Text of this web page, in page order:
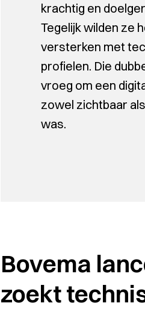
krachtig en
Tegelijk wilden ze
versterken met
profielen. Die
vroeg om een
zowel zichtbaar
was.
Bovema
zoekt